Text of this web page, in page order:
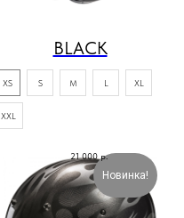
BLACK
21 000 р.
XS S M L XL
XXL
Новинка!